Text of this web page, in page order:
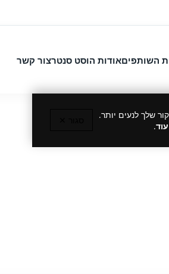
השותפיםאודות הוסט סנטרצור קשר
שלך לנעים יותר.
.